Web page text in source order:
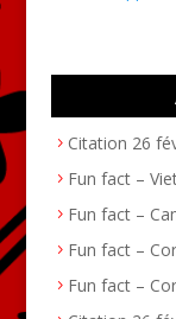
Citation 26
Fun fact –
Fun fact –
Fun fact –
Fun fact –